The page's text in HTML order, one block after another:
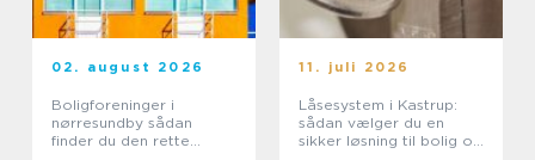
02. august 2026
Boligforeninger i
nørresundby sådan
finder du den rette
11. juli 2026
Låsesystem i Kastrup:
sådan vælger du en
sikker løsning til bolig og